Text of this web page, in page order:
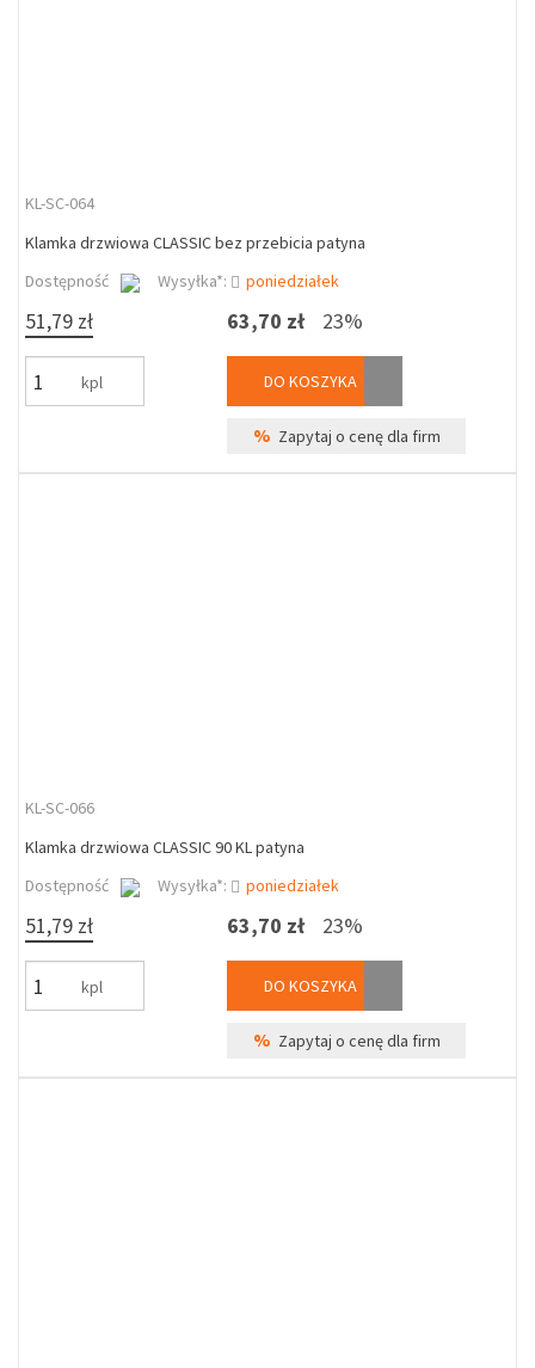
KL-SC-064
Klamka drzwiowa CLASSIC bez przebicia patyna
Dostępność
Wysyłka*: poniedziałek
51,79 zł
kpl
63,70 zł 23%
DO KOSZYKA
% Zapytaj o cenę dla firm
KL-SC-066
Klamka drzwiowa CLASSIC 90 KL patyna
Dostępność
Wysyłka*: poniedziałek
51,79 zł
kpl
63,70 zł 23%
DO KOSZYKA
% Zapytaj o cenę dla firm